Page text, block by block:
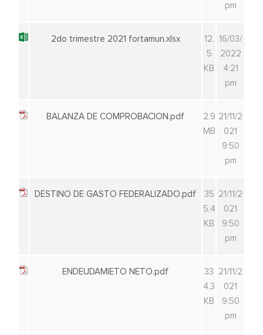
pm
2do trimestre 2021 fortamun.xlsx
12.
5
KB
16/03/
2022
4:21
pm
BALANZA DE COMPROBACION.pdf
2.9
MB
21/11/2
021
9:50
pm
DESTINO DE GASTO FEDERALIZADO.pdf
35
5.4
KB
21/11/2
021
9:50
pm
ENDEUDAMIETO NETO.pdf
33
4.3
KB
21/11/2
021
9:50
pm